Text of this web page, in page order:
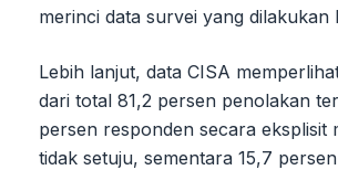
merinci data survei yang dilakukan
Lebih lanjut, data CISA
dari total 81,2 persen penolakan
persen responden secara eksplisit
tidak setuju, sementara 15,7